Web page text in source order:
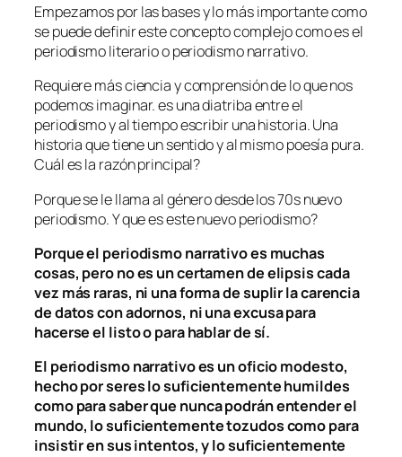
Empezamos por las bases y lo más importante como
se puede definir este concepto complejo como es el
periodismo literario o periodismo narrativo.
Requiere más ciencia y comprensión de lo que nos
podemos imaginar. es una diatriba entre el
periodismo y al tiempo escribir una historia. Una
historia que tiene un sentido y al mismo poesía pura.
Cuál es la razón principal?
Porque se le llama al género desde los 70s nuevo
periodismo. Y que es este nuevo periodismo?
Porque el periodismo narrativo es muchas
cosas, pero no es un certamen de elipsis cada
vez más raras, ni una forma de suplir la carencia
de datos con adornos, ni una excusa para
hacerse el listo o para hablar de sí.
El periodismo narrativo es un oficio modesto,
hecho por seres lo suficientemente humildes
como para saber que nunca podrán entender el
mundo, lo suficientemente tozudos como para
insistir en sus intentos, y lo suficientemente